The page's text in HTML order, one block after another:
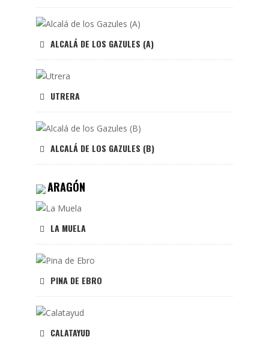
ALCALÁ DE LOS GAZULES (A)
UTRERA
ALCALÁ DE LOS GAZULES (B)
ARAGÓN
LA MUELA
PINA DE EBRO
CALATAYUD